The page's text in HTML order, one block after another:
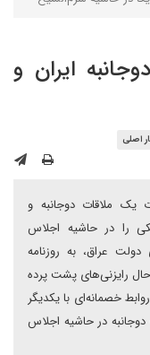
ايران و
اصلی
يک ملاقات دوجانبه و
را در حاشيه اجلاس
عراق، به روزنامه
رايزنى‌هاى پشت پرده
خصمانه‌اى با يکديگر
در حاشيه اجلاس